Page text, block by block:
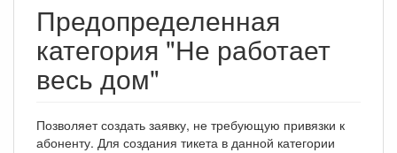
Предопределенная
категория "Не работает
весь дом"
Позволяет создать заявку, не требующую привязки к
абоненту. Для создания тикета в данной категории